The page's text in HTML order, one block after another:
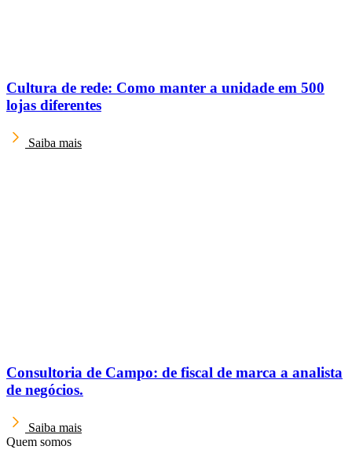
Cultura de rede: Como manter a unidade em 500
lojas diferentes
Saiba mais
Consultoria de Campo: de fiscal de marca a analista
de negócios.
Saiba mais
Quem somos